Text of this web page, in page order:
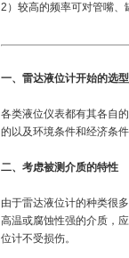
2）较高的频率可对管嘴、
一、雷达液位计开始的选型
各类液位仪表都有其各自
的以及环境条件和经济条
二、考虑被测介质的特性
由于雷达液位计的种类很
高温或腐蚀性强的介质，
位计不受损伤。